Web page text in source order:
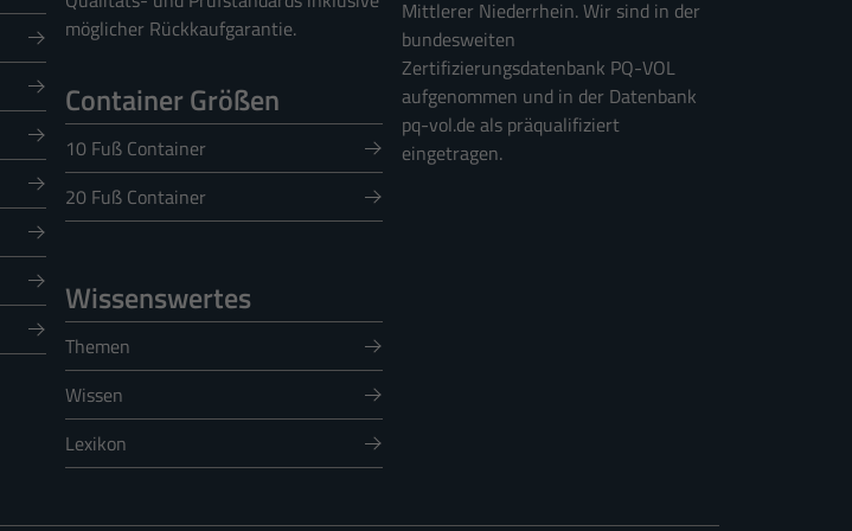
möglicher Rückkaufgarantie.
Container Größen
10 Fuß Container
20 Fuß Container
Wissenswertes
Themen
Wissen
Lexikon
Mittlerer Niederrhein. Wir sind in der
bundesweiten
Zertifizierungsdatenbank PQ-VOL
aufgenommen und in der Datenbank
pq-vol.de als präqualifiziert
eingetragen.
Informationen anzeigen
Externe Medien
standardmäßig blockiert. Wenn Cookies von externen Medien akzeptiert
mehr.
Informationen anzeigen
helfen uns zu verstehen, wie unsere Besucher unsere Website nutzen.
Informationen anzeigen
Datenschutzerklärung